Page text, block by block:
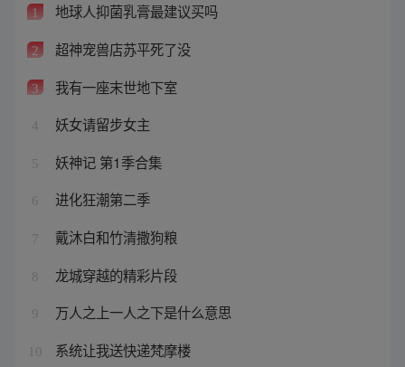
1 地球人抑菌乳膏最建议买吗
2 超神宠兽店苏平死了没
3 我有一座末世地下室
4 妖女请留步女主
5 妖神记 第1季合集
6 进化狂潮第二季
7 戴沐白和竹清撒狗粮
8 龙城穿越的精彩片段
9 万人之上一人之下是什么意思
10 系统让我送快递梵摩楼